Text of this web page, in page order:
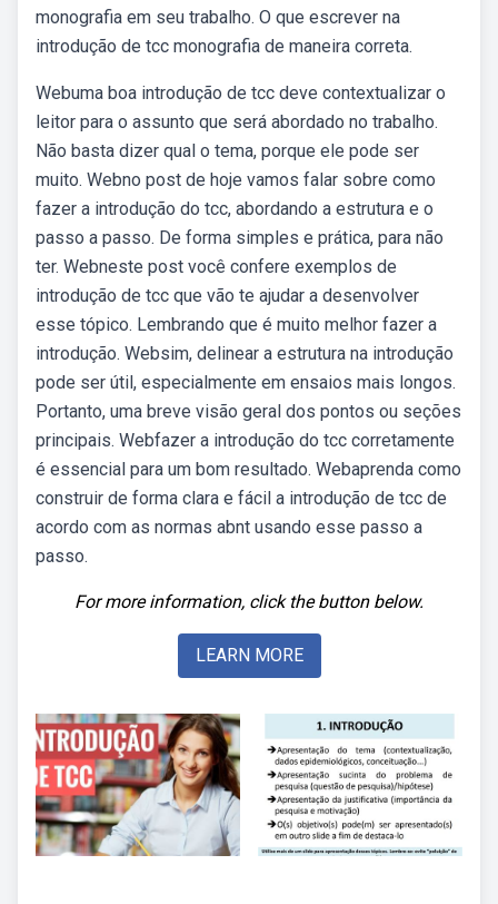
monografia em seu trabalho. O que escrever na
introdução de tcc monografia de maneira correta.
Webuma boa introdução de tcc deve contextualizar o
leitor para o assunto que será abordado no trabalho.
Não basta dizer qual o tema, porque ele pode ser
muito. Webno post de hoje vamos falar sobre como
fazer a introdução do tcc, abordando a estrutura e o
passo a passo. De forma simples e prática, para não
ter. Webneste post você confere exemplos de
introdução de tcc que vão te ajudar a desenvolver
esse tópico. Lembrando que é muito melhor fazer a
introdução. Websim, delinear a estrutura na introdução
pode ser útil, especialmente em ensaios mais longos.
Portanto, uma breve visão geral dos pontos ou seções
principais. Webfazer a introdução do tcc corretamente
é essencial para um bom resultado. Webaprenda como
construir de forma clara e fácil a introdução de tcc de
acordo com as normas abnt usando esse passo a
passo.
For more information, click the button below.
LEARN MORE